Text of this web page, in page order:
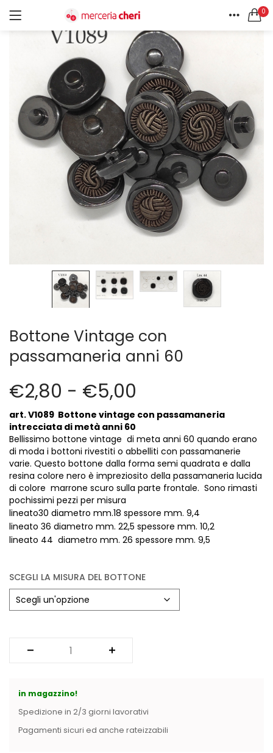
0
ACCEDI REGISTRATI
Ricordami
Password dimenticata?
Tutte le categorie
Accessori Design (56)
Accessori merceria (94)
Cesti portalavoro (8)
Aghi e spilli (24)
Applicazioni (26)
Bottoni Vintage (204)
Lotti di Bottoni vintage (27)
Bottoni/alamari/automatici (46)
Cappelli (16)
Cerniere lampo / Zip/Fibbie (27)
filati cucirini e affini (9)
Fodere (5)
Guanti (1)
Minuterie (58)
Pizzi (11)
Prodotti per la sartoria (34)
Ricamo (119)
Quadri Mezzo Punto (92)
Canovacci Completi di Filati e Ago (24)
Sciarpe (8)
Set di Bottoni Vintage (77)
Swarovski (2)
Bottone Vintage con
passamaneria anni 60
€2,80 - €5,00
art. V1089 Bottone vintage con passamaneria
intrecciata di metà anni 60
Bellissimo bottone vintage di meta anni 60 quando erano
di moda i bottoni rivestiti o abbelliti con passamanerie
varie. Questo bottone dalla forma semi quadrata e dalla
resina colore nero è impreziosito della passamaneria lucida
di colore marrone scuro sulla parte frontale. Sono rimasti
pochissimi pezzi per misura
lineato30 diametro mm.18 spessore mm. 9,4
lineato 36 diametro mm. 22,5 spessore mm. 10,2
lineato 44 diametro mm. 26 spessore mm. 9,5
SCEGLI LA MISURA DEL BOTTONE
in magazzino!
Spedizione in 2/3 giorni lavorativi
Pagamenti sicuri ed anche rateizzabili